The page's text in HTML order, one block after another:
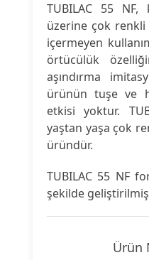
TUBILAC 55
üzerine çok renkli
içermeyen
örtücülük
aşındırma
ürünün tuşe ve
etkisi yoktur.
yaştan yaşa çok
üründür.
TUBILAC 55 NF
şekilde
Ürün